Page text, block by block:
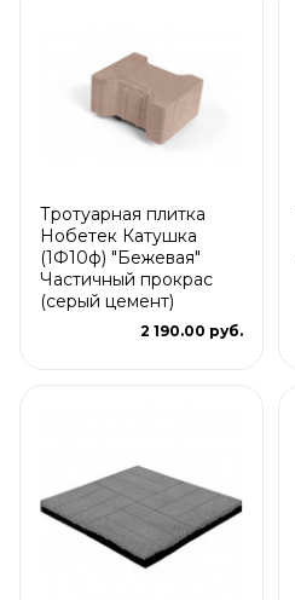
Тротуарная плитка
Нобетек Катушка
(1Ф10ф) "Бежевая"
Частичный прокрас
(серый цемент)
2 190.00 руб.